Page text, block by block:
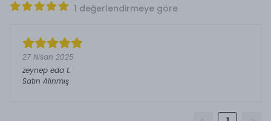
1 değerlendirmeye göre
27 Nisan 2025
zeynep eda t.
Satın Alınmış